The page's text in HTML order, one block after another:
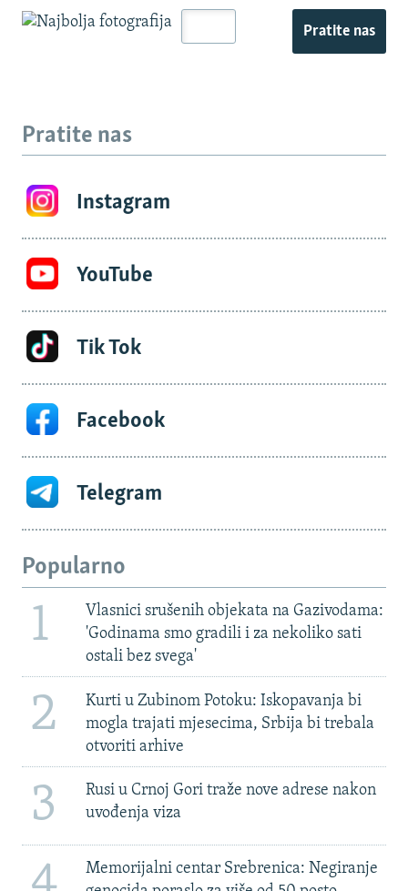
Pratite nas
Pratite nas
Instagram
YouTube
Tik Tok
Facebook
Telegram
Popularno
1
Vlasnici srušenih objekata na Gazivodama:
'Godinama smo gradili i za nekoliko sati
ostali bez svega'
2
Kurti u Zubinom Potoku: Iskopavanja bi
mogla trajati mjesecima, Srbija bi trebala
otvoriti arhive
3
Rusi u Crnoj Gori traže nove adrese nakon
uvođenja viza
Memorijalni centar Srebrenica: Negiranje